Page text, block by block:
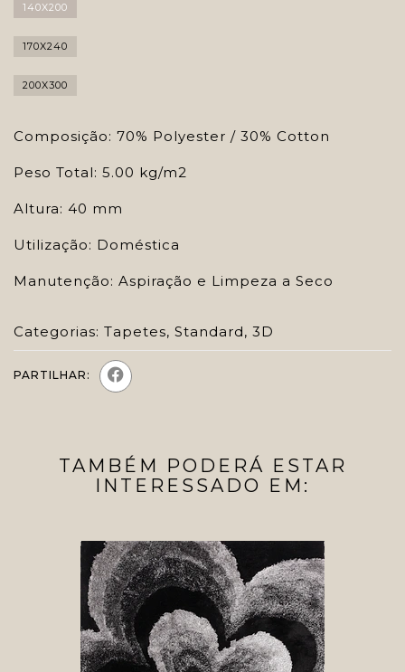
140X200
170X240
200X300
Composição: 70% Polyester / 30% Cotton
Peso Total: 5.00 kg/m2
Altura: 40 mm
Utilização: Doméstica
Manutenção: Aspiração e Limpeza a Seco
Categorias: Tapetes, Standard, 3D
PARTILHAR:
TAMBÉM PODERÁ ESTAR
INTERESSADO EM: